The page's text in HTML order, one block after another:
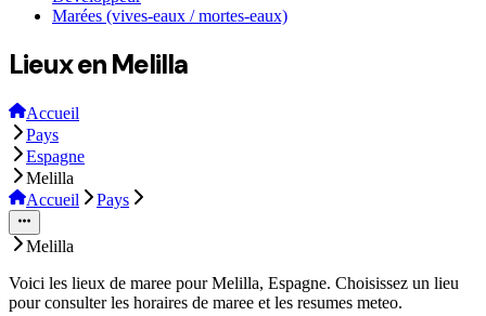
Marées (vives-eaux / mortes-eaux)
Lieux en Melilla
Accueil
Pays
Espagne
Melilla
Accueil
Pays
Melilla
Voici les lieux de maree pour Melilla, Espagne. Choisissez un lieu
pour consulter les horaires de maree et les resumes meteo.